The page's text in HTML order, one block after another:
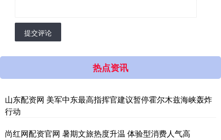
提交评论
热点资讯
山东配资网 美军中东最高指挥官建议暂停霍尔木兹海峡轰炸
行动
尚红网配资官网 暑期文旅热度升温 体验型消费人气高